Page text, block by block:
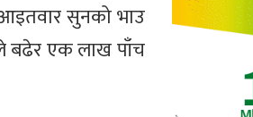
सुनको भाउ
बढेर एक लाख पाँच